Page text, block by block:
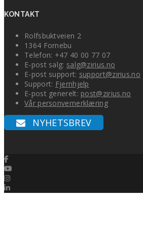
KONTAKT
Rolfsbuktveien 2
1364 Fornebu
Telefon: +47 40 00 77 07
E-post salg: salg@zirius.no
E-post support: support@zirius.no
Support: Fjernhjelp
E-post generelt: post@zirius.no
Vår personvernerklæring
NYHETSBREV